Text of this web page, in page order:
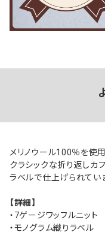
メリノウール100％を使用
クラシックな折り返しカ
ラベルで仕上げられてい
【詳細】
・7ゲージワッフルニット
・モノグラム織りラベル